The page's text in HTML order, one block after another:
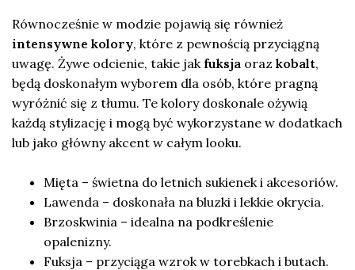
Równocześnie w modzie pojawią się również
intensywne kolory, które z pewnością przyciągną
uwagę. Żywe odcienie, takie jak fuksja oraz kobalt,
będą doskonałym wyborem dla osób, które pragną
wyróżnić się z tłumu. Te kolory doskonale ożywią
każdą stylizację i mogą być wykorzystane w dodatkach
lub jako główny akcent w całym looku.
Mięta – świetna do letnich sukienek i akcesoriów.
Lawenda – doskonała na bluzki i lekkie okrycia.
Brzoskwinia – idealna na podkreślenie
opalenizny.
Fuksja – przyciąga wzrok w torebkach i butach.